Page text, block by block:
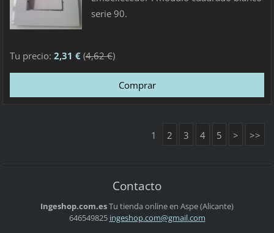
serie 90.
Tu precio: 2,31 €(4,62 €)
1 2 3 4 5 > >>
Contacto
Ingeshop.com.esTu tienda online en Aspe (Alicante)
646549825 ingeshop.com@gmail.com